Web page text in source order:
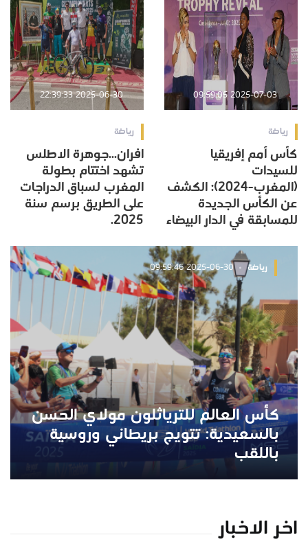
2025-07-03 09:59:05
رياضة
كأس أمم إفريقيا
للسيدات
(المغرب-2024): الكشف
عن الكأس الجديدة
للمسابقة في الدار البيضاء
2025-06-30 22:39:33
رياضة
افران...جوهرة الاطلس
تشهد اختتام بطولة
المغرب لسباق الدراجات
على الطريق برسم سنة
2025.
رياضة 2025-06-30 09:59:46
كأس العالم للترياثلون مولاي الحسن
بالسعيدية: تتويج بريطاني وروسية
باللقب
اخر الاخبار